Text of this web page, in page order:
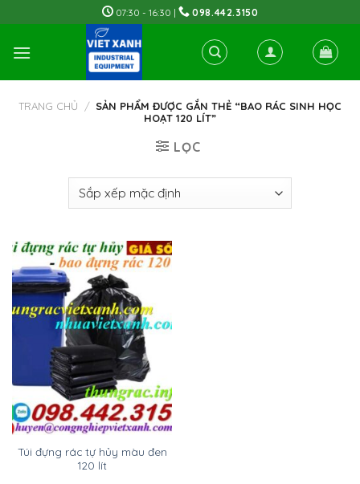
to
content
07:30 - 16:30 | 098.442.3150
TRANG CHỦ / SẢN PHẨM ĐƯỢC GẮN THẺ “BAO RÁC SINH HỌC
HOẠT 120 LÍT”
LỌC
Túi đựng rác tự hủy màu đen
120 lít